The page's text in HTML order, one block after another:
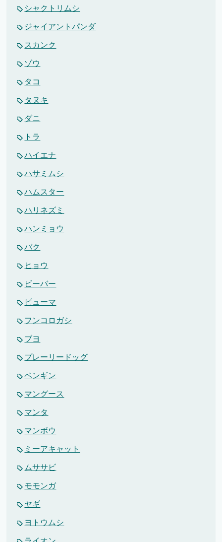
シャクトリムシ
ジャイアントパンダ
スカンク
ゾウ
タコ
タヌキ
ダニ
トラ
ハイエナ
ハサミムシ
ハムスター
ハリネズミ
ハンミョウ
バク
ヒョウ
ビーバー
ピューマ
フンコロガシ
ブヨ
プレーリードッグ
ペンギン
マングース
マンタ
マンボウ
ミーアキャット
ムササビ
モモンガ
ヤギ
ヨトウムシ